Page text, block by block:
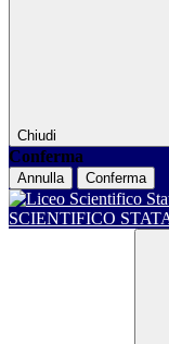
Chiudi
Conferma
Annulla Conferma
SCIENTIFICO